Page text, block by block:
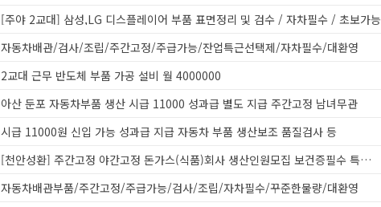
[주야 2교대] 삼성,LG 디스플레이어 부품 표면정리 및 검수 / 자차필수 / 초보가능
자동차배관/검사/조립/주간고정/주급가능/잔업특근선택제/자차필수/대환영
2교대 근무 반도체 부품 가공 설비 월 4000000
아산 둔포 자동차부품 생산 시급 11000 성과급 별도 지급 주간고정 남녀무관
시급 11000원 신입 가능 성과급 지급 자동차 부품 생산보조 품질검사 등
[천안성환] 주간고정 야간고정 돈가스(식품)회사 생산인원모집 보건증필수 특근없음 급구 330만원
자동차배관부품/주간고정/주급가능/검사/조립/자차필수/꾸준한물량/대환영